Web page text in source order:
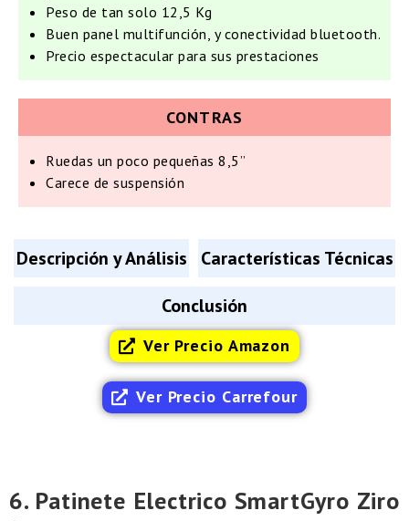
Peso de tan solo 12,5 Kg
Buen panel multifunción, y conectividad bluetooth.
Precio espectacular para sus prestaciones
CONTRAS
Ruedas un poco pequeñas 8,5’’
Carece de suspensión
Descripción y Análisis
Características Técnicas
Conclusión
Ver Precio Amazon
Ver Precio Carrefour
6. Patinete Electrico SmartGyro Ziro